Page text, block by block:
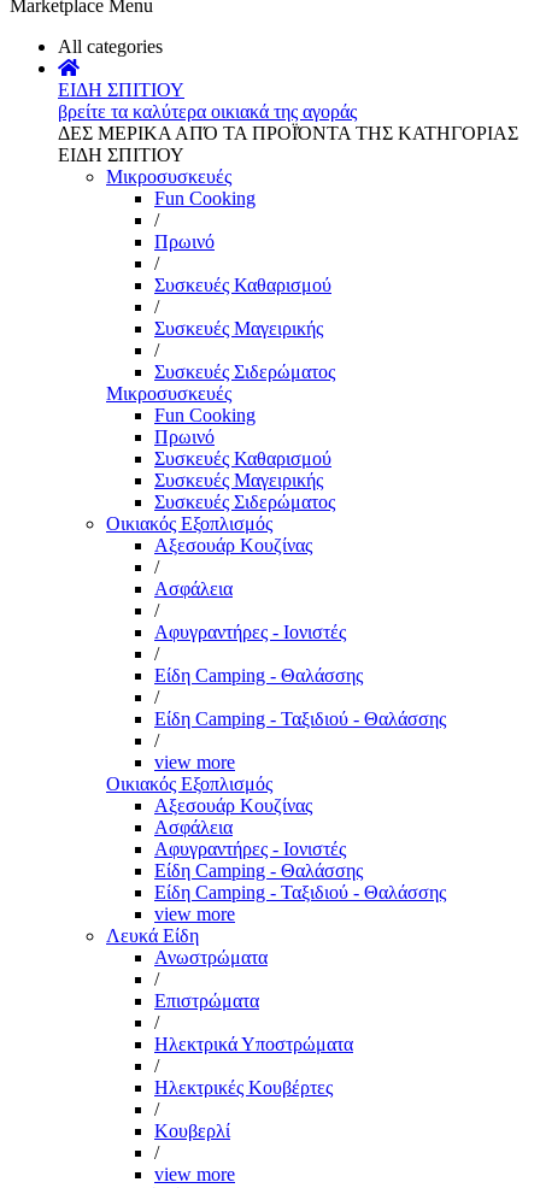
Marketplace Menu
All categories
ΕΙΔΗ ΣΠΙΤΙΟΥ
βρείτε τα καλύτερα οικιακά της αγοράς
ΔΕΣ ΜΕΡΙΚΑ ΑΠΌ ΤΑ ΠΡΟΪΌΝΤΑ ΤΗΣ ΚΑΤΗΓΟΡΙΑΣ
ΕΙΔΗ ΣΠΙΤΙΟΥ
Μικροσυσκευές
Fun Cooking
/
Πρωινό
/
Συσκευές Καθαρισμού
/
Συσκευές Μαγειρικής
/
Συσκευές Σιδερώματος
Μικροσυσκευές
Fun Cooking
Πρωινό
Συσκευές Καθαρισμού
Συσκευές Μαγειρικής
Συσκευές Σιδερώματος
Οικιακός Εξοπλισμός
Αξεσουάρ Κουζίνας
/
Ασφάλεια
/
Αφυγραντήρες - Ιονιστές
/
Είδη Camping - Θαλάσσης
/
Είδη Camping - Ταξιδιού - Θαλάσσης
/
view more
Οικιακός Εξοπλισμός
Αξεσουάρ Κουζίνας
Ασφάλεια
Αφυγραντήρες - Ιονιστές
Είδη Camping - Θαλάσσης
Είδη Camping - Ταξιδιού - Θαλάσσης
view more
Λευκά Είδη
Ανωστρώματα
/
Επιστρώματα
/
Ηλεκτρικά Υποστρώματα
/
Ηλεκτρικές Κουβέρτες
/
Κουβερλί
/
view more